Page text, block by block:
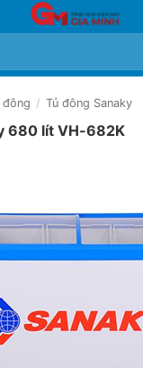
đông / Tủ đông Sanaky
680 lít VH-682K